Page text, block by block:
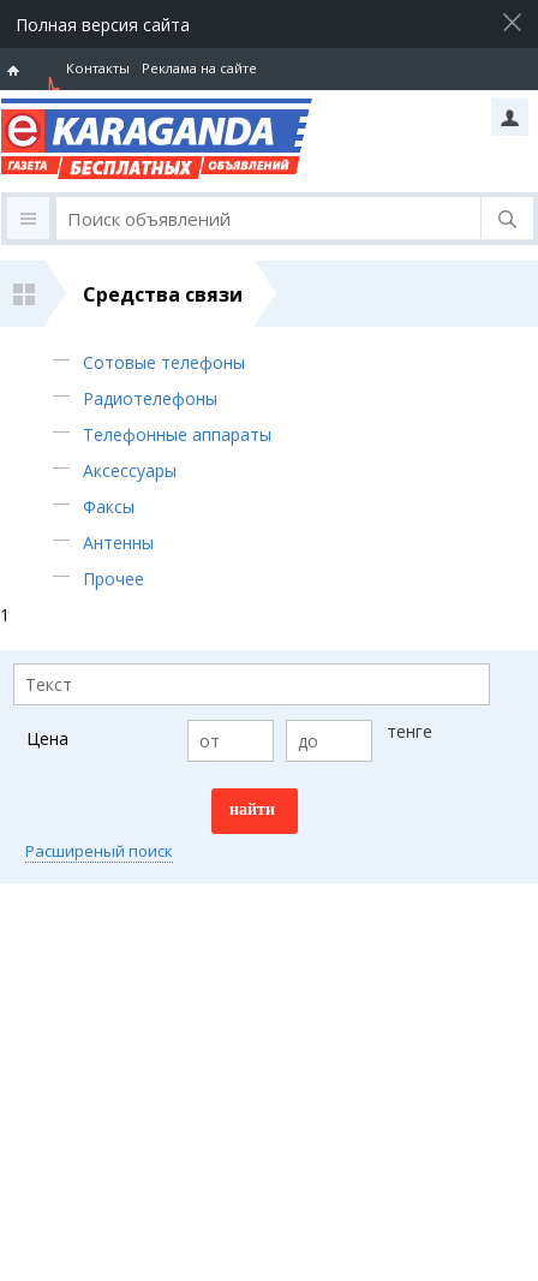
Полная версия сайта
Горячая
линия
Контакты Реклама на сайте
Средства связи
Сотовые телефоны
Радиотелефоны
Телефонные аппараты
Аксессуары
Факсы
Антенны
Прочее
1
Цена тенге
Расширеный поиск